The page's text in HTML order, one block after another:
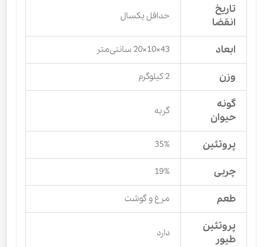
تاریخ
انقضا
حداقل یکسال
ابعاد 43×10×20 سانتی‌متر
وزن 2 کیلوگرم
گونه
حیوان
گربه
پروتئین 35%
چربی 19%
طعم مرغ و گوشت
پروتئین
طیور
دارد